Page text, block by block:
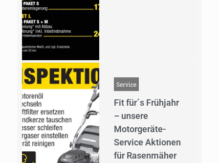
Service
Fit für´s Frühjahr
– unsere
Motorgeräte-
Service Aktionen
für Rasenmäher